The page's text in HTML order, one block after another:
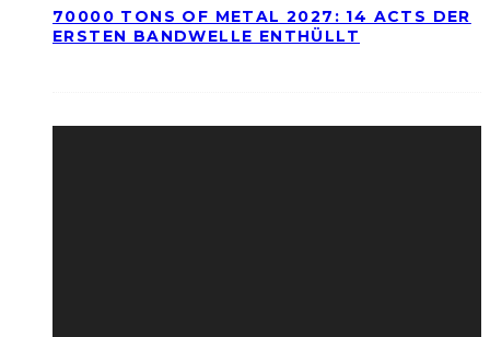
70000 TONS OF METAL 2027: 14 ACTS DER
ERSTEN BANDWELLE ENTHÜLLT